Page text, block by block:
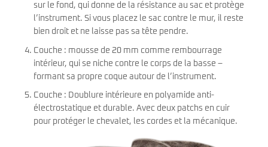
sur le fond, qui donne de la résistance au sac et protège
l’instrument. Si vous placez le sac contre le mur, il reste
bien droit et ne laisse pas sa tête pendre.
Couche : mousse de 20 mm comme rembourrage
intérieur, qui se niche contre le corps de la basse –
formant sa propre coque autour de l’instrument.
Couche : Doublure intérieure en polyamide anti-
électrostatique et durable. Avec deux patchs en cuir
pour protéger le chevalet, les cordes et la mécanique.